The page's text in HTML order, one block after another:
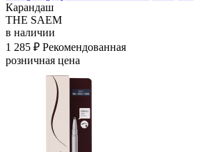
Карандаш
THE SAEM
в наличии
1 285 ₽ Рекомендованная
розничная цена